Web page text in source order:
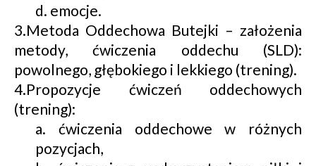
d. emocje.
3.Metoda Oddechowa Butejki – założenia
metody, ćwiczenia oddechu (SLD):
powolnego, głębokiego i lekkiego (trening).
4.Propozycje ćwiczeń oddechowych
(trening):
a. ćwiczenia oddechowe w różnych
pozycjach,